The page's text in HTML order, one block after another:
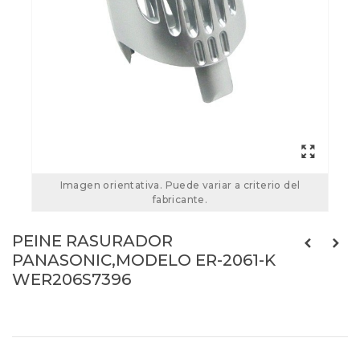
Imagen orientativa. Puede variar a criterio del
fabricante.
PEINE RASURADOR
PANASONIC,MODELO ER-2061-K
WER206S7396